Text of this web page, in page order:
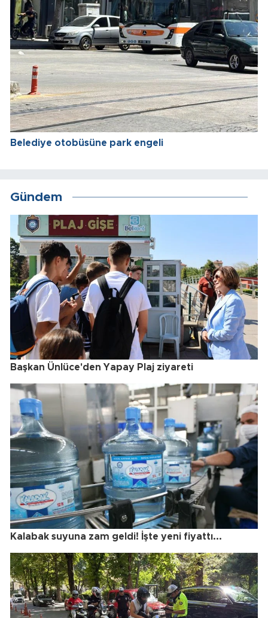
Belediye otobüsüne park engeli
Gündem
Başkan Ünlüce'den Yapay Plaj ziyareti
Kalabak suyuna zam geldi! İşte yeni fiyattı...